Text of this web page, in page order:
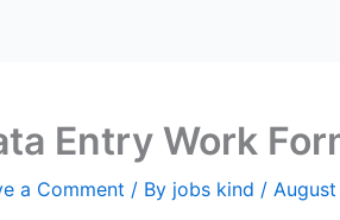
Entry Work Form
a Comment / By jobs kind /